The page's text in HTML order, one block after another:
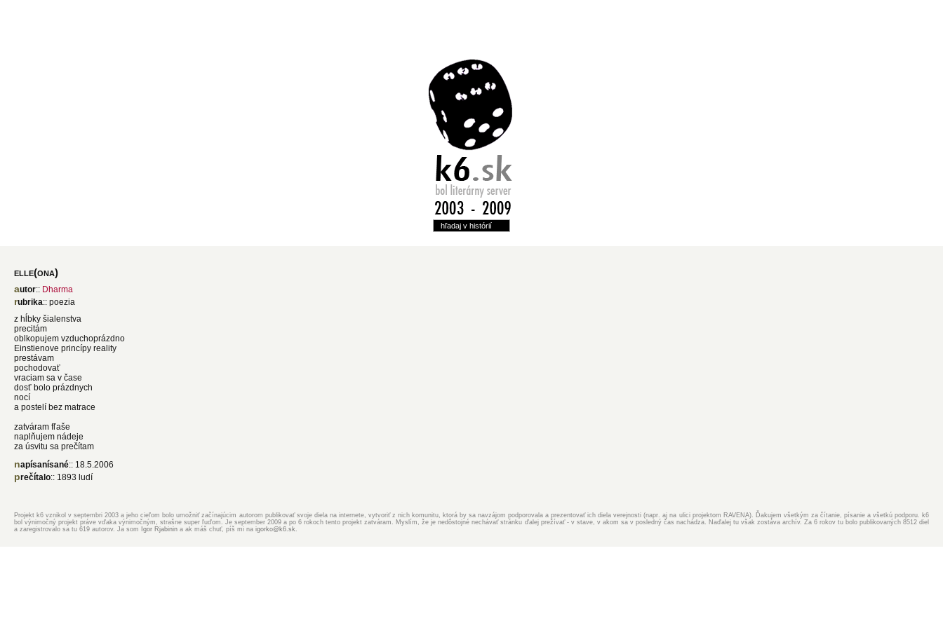
elle(ona)
autor:: Dharma
rubrika:: poezia
z hĺbky šialenstva
precitám
oblkopujem vzduchoprázdno
Einstienove princípy reality
prestávam
pochodovať
vraciam sa v čase
dosť bolo prázdnych
nocí
a postelí bez matrace
zatváram fľaše
naplňujem nádeje
za úsvitu sa prečítam
napísanísané:: 18.5.2006
prečítalo:: 1893 ludí
Projekt k6 vznikol v septembri 2003 a jeho cieľom bolo umožniť začínajúcim autorom publikovať svoje diela na internete, vytvoriť z nich komunitu, ktorá by sa navzájom podporovala a prezentovať ich diela verejnosti (napr. aj na ulici projektom RAVENA). Ďakujem všetkým za čítanie, písanie a všetkú podporu. k6
bol výnimočný projekt práve vďaka výnimočným, strašne super ľuďom. Je september 2009 a po 6 rokoch tento projekt zatváram. Myslím, že je nedôstojné nechávať stránku ďalej prežívať - v stave, v akom sa v posledný čas nachádza. Naďalej tu však zostáva archív. Za 6 rokov tu bolo publikovaných 8512 diel
a zaregistrovalo sa tu 619 autorov. Ja som
Igor Rjabinin a ak máš chuť, píš mi na igorko@k6.sk